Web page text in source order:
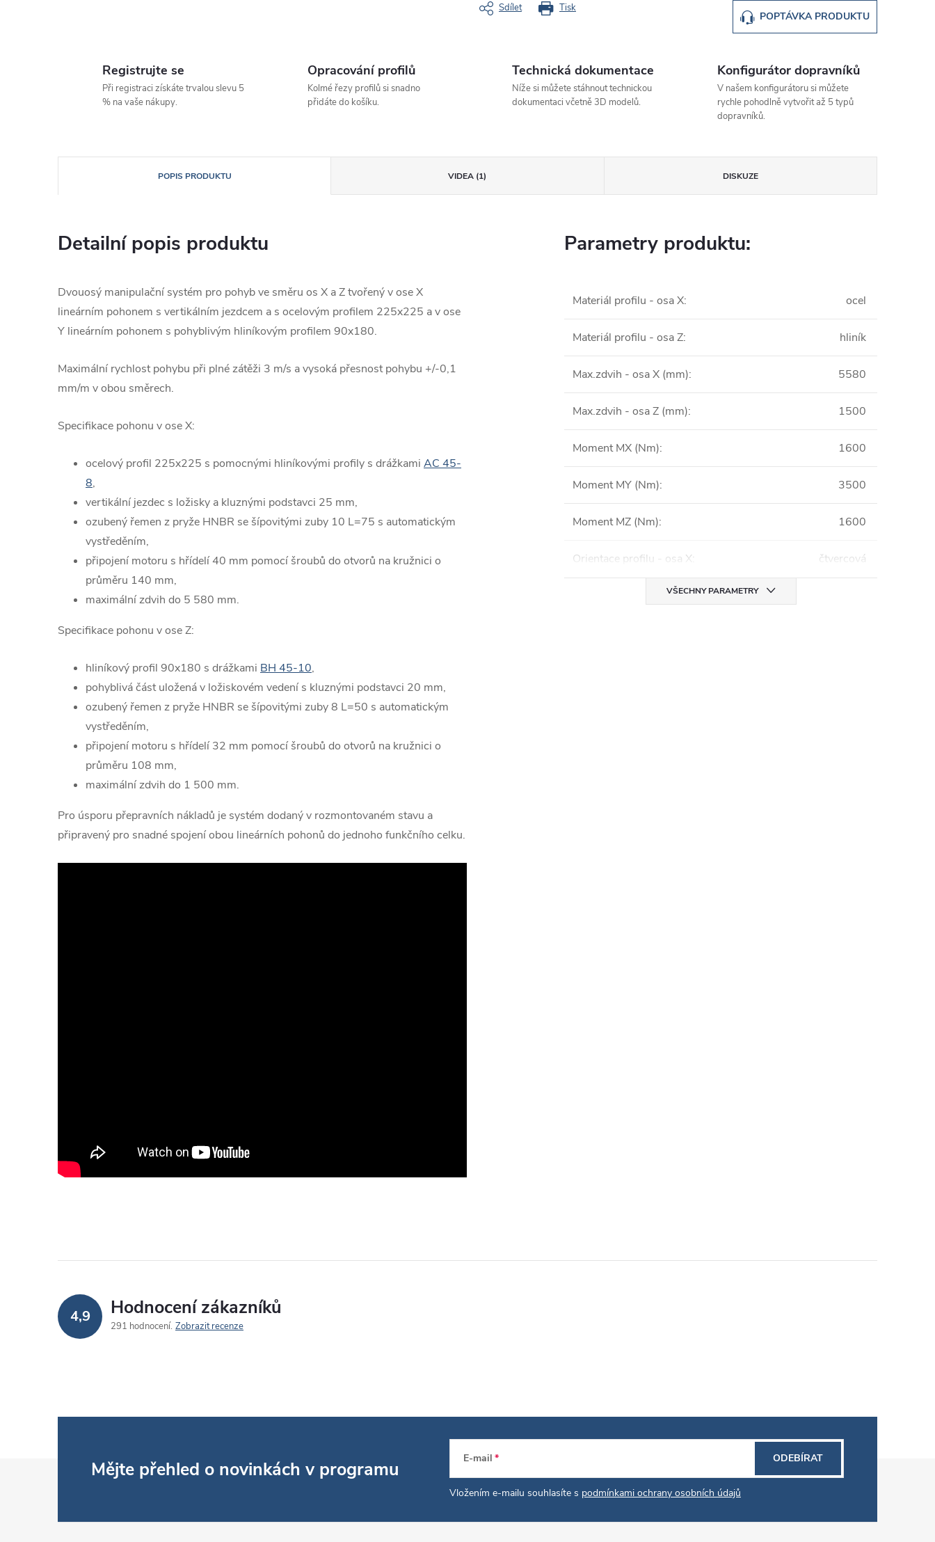
Tisk
POPTÁVKA PRODUKTU
Sdílet
Registrujte se
Při registraci získáte trvalou slevu 5
% na vaše nákupy.
Opracování profilů
Kolmé řezy profilů si snadno
přidáte do košíku.
Technická dokumentace
Níže si můžete stáhnout technickou
dokumentaci včetně 3D modelů.
Konfigurátor dopravníků
V našem konfigurátoru si můžete
rychle pohodlně vytvořit až 5 typů
dopravníků.
POPIS PRODUKTU VIDEA (1) DISKUZE
Detailní popis produktu
Dvouosý manipulační systém pro pohyb ve směru os X a Z tvořený v ose X
lineárním pohonem s vertikálním jezdcem a s ocelovým profilem 225x225 a v ose
Y lineárním pohonem s pohyblivým hliníkovým profilem 90x180.
Maximální rychlost pohybu při plné zátěži 3 m/s a vysoká přesnost pohybu +/-0,1
mm/m v obou směrech.
Specifikace pohonu v ose X:
ocelový profil 225x225 s pomocnými hliníkovými profily s drážkami AC 45-
8,
vertikální jezdec s ložisky a kluznými podstavci 25 mm,
ozubený řemen z pryže HNBR se šípovitými zuby 10 L=75 s automatickým
vystředěním,
připojení motoru s hřídelí 40 mm pomocí šroubů do otvorů na kružnici o
průměru 140 mm,
maximální zdvih do 5 580 mm.
Specifikace pohonu v ose Z:
hliníkový profil 90x180 s drážkami BH 45-10,
pohyblivá část uložená v ložiskovém vedení s kluznými podstavci 20 mm,
ozubený řemen z pryže HNBR se šípovitými zuby 8 L=50 s automatickým
vystředěním,
připojení motoru s hřídelí 32 mm pomocí šroubů do otvorů na kružnici o
průměru 108 mm,
maximální zdvih do 1 500 mm.
Pro úsporu přepravních nákladů je systém dodaný v rozmontovaném stavu a
připravený pro snadné spojení obou lineárních pohonů do jednoho funkčního celku.
Parametry produktu:
Materiál profilu - osa X: ocel
Materiál profilu - osa Z: hliník
Max.zdvih - osa X (mm): 5580
Max.zdvih - osa Z (mm): 1500
Moment MX (Nm): 1600
Moment MY (Nm): 3500
Moment MZ (Nm): 1600
Orientace profilu - osa X: čtvercová
VŠECHNY PARAMETRY
4,9 Hodnocení zákazníků
291 hodnocení Zobrazit recenze
Mějte přehled o novinkách v programu E-mail
Vložením e-mailu souhlasíte s podmínkami ochrany osobních údajů
ODEBÍRAT